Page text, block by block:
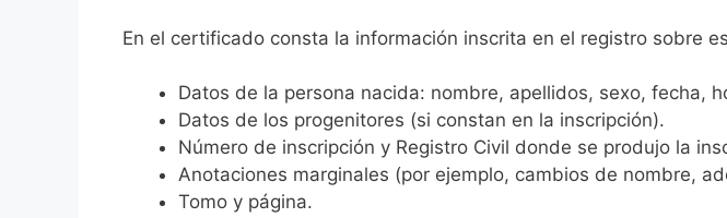
En el certificado consta la información inscrita en el registro sobre
Datos de la persona nacida: nombre, apellidos, sexo, fecha,
Datos de los progenitores (si constan en la inscripción).
Número de inscripción y Registro Civil donde se produjo la
Anotaciones marginales (por ejemplo, cambios de nombre,
Tomo y página.